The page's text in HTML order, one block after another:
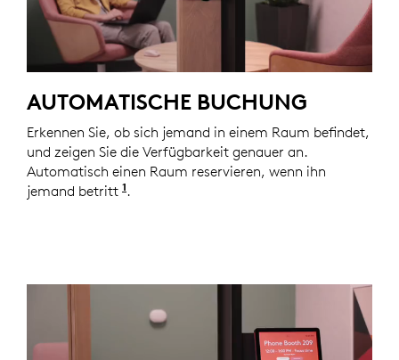
AUTOMATISCHE BUCHUNG
Erkennen Sie, ob sich jemand in einem Raum befindet,
und zeigen Sie die Verfügbarkeit genauer an.
Automatisch einen Raum reservieren, wenn ihn
jemand betritt 1 Automationen über Logitech sind mit
.